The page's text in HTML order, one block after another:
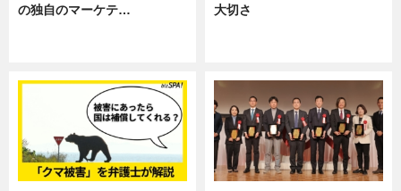
の独自のマーケテ…
大切さ